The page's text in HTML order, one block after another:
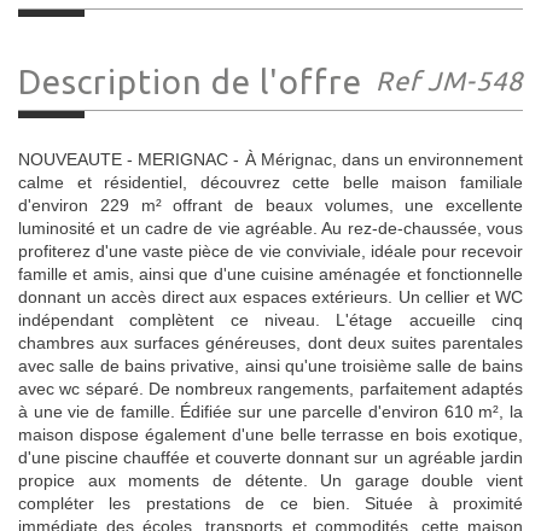
Description de l'offre Ref JM-548
NOUVEAUTE - MERIGNAC - À Mérignac, dans un environnement
calme et résidentiel, découvrez cette belle maison familiale
d'environ 229 m² offrant de beaux volumes, une excellente
luminosité et un cadre de vie agréable. Au rez-de-chaussée, vous
profiterez d'une vaste pièce de vie conviviale, idéale pour recevoir
famille et amis, ainsi que d'une cuisine aménagée et fonctionnelle
donnant un accès direct aux espaces extérieurs. Un cellier et WC
indépendant complètent ce niveau. L'étage accueille cinq
chambres aux surfaces généreuses, dont deux suites parentales
avec salle de bains privative, ainsi qu'une troisième salle de bains
avec wc séparé. De nombreux rangements, parfaitement adaptés
à une vie de famille. Édifiée sur une parcelle d'environ 610 m², la
maison dispose également d'une belle terrasse en bois exotique,
d'une piscine chauffée et couverte donnant sur un agréable jardin
propice aux moments de détente. Un garage double vient
compléter les prestations de ce bien. Située à proximité
immédiate des écoles, transports et commodités, cette maison